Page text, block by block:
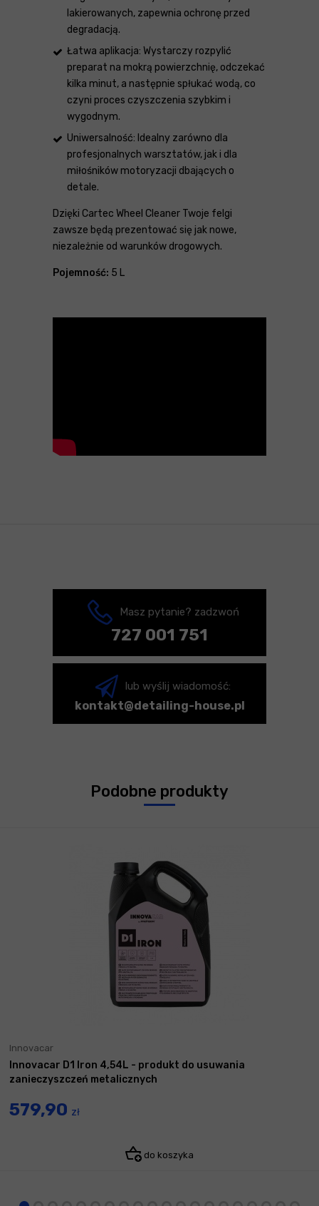
lakierowanych, zapewnia ochronę przed
degradacją.
Łatwa aplikacja: Wystarczy rozpylić
preparat na mokrą powierzchnię, odczekać
kilka minut, a następnie spłukać wodą, co
czyni proces czyszczenia szybkim i
wygodnym.
Uniwersalność: Idealny zarówno dla
profesjonalnych warsztatów, jak i dla
miłośników motoryzacji dbających o
detale.
Dzięki Cartec Wheel Cleaner Twoje felgi
zawsze będą prezentować się jak nowe,
niezależnie od warunków drogowych.
Pojemność: 5 L
Masz pytanie? zadzwoń
727 001 751
lub wyślij wiadomość:
kontakt@detailing-house.pl
Podobne produkty
Innovacar
Innovacar D1 Iron 4,54L - produkt do usuwania
zanieczyszczeń metalicznych
579,90 zł
do koszyka